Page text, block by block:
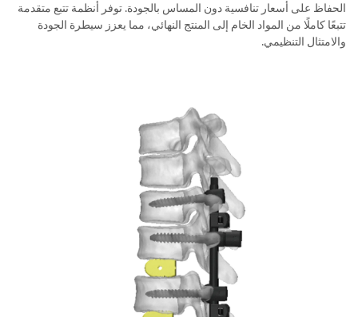
الحفاظ على أسعار تنافسية دون المساس بالجودة. توفر أنظمة تتبع متقدمة
تتبعًا كاملًا من المواد الخام إلى المنتج النهائي، مما يعزز سيطرة الجودة
والامتثال التنظيمي.